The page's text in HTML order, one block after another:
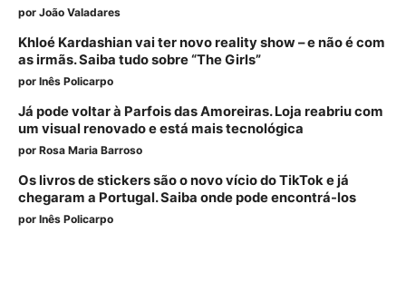
por João Valadares
Khloé Kardashian vai ter novo reality show – e não é com
as irmãs. Saiba tudo sobre “The Girls”
por Inês Policarpo
Já pode voltar à Parfois das Amoreiras. Loja reabriu com
um visual renovado e está mais tecnológica
por Rosa Maria Barroso
Os livros de stickers são o novo vício do TikTok e já
chegaram a Portugal. Saiba onde pode encontrá-los
por Inês Policarpo